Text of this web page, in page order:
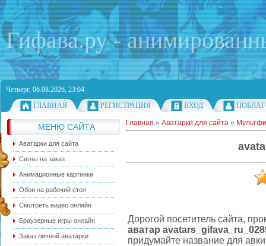
Гифава.ру -
Четверг, 06.08.2026, 23:04
ГЛАВНАЯ
РЕГИСТРАЦИЯ ВХОД
МЕНЮ САЙТА
Аватарки для сайта
Сигны на заказ
Анимационные картинки
Обои на рабочий стол
Смотреть видео онлайн
Браузерные игры онлайн
Заказ личной аватарки
Главная » Аватарки для сайта »
Дорогой посетитель сайта,
аватар
придумайте название для